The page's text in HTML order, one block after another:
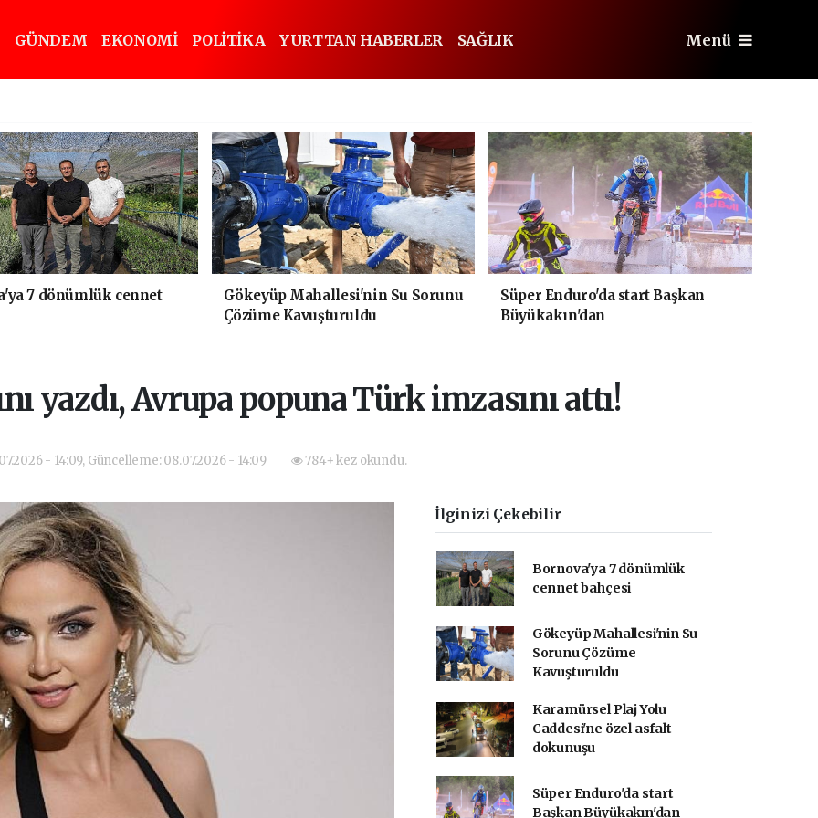
GÜNDEM EKONOMİ POLİTİKA YURTTAN HABERLER SAĞLIK Menü
7 dönümlük cennet
Gökeyüp Mahallesi'nin Su Sorunu
Çözüme Kavuşturuldu
Süper Enduro'da start Başkan
Büyükakın'dan
yazdı, Avrupa popuna Türk imzasını attı!
- 14:09, Güncelleme: 08.07.2026 - 14:09 784+ kez okundu.
İlginizi Çekebilir
Bornova'ya 7 dönümlük
cennet bahçesi
Gökeyüp Mahallesi'nin Su
Sorunu Çözüme
Kavuşturuldu
Karamürsel Plaj Yolu
Caddesi'ne özel asfalt
dokunuşu
Süper Enduro'da start
Başkan Büyükakın'dan